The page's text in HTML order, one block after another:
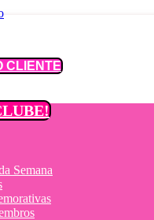
CLIENTE
Semana